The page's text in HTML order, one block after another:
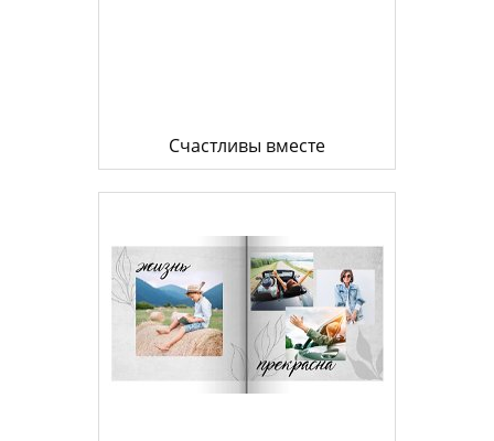
Счастливы вместе